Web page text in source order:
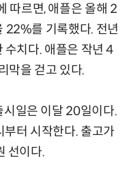
따르면, 애플은 올해 2
22%를 기록했다. 전년
수치다. 애플은 작년 4
막을 걷고 있다.
일은 이달 20일이다.
터 시작한다. 출고가
선이다.